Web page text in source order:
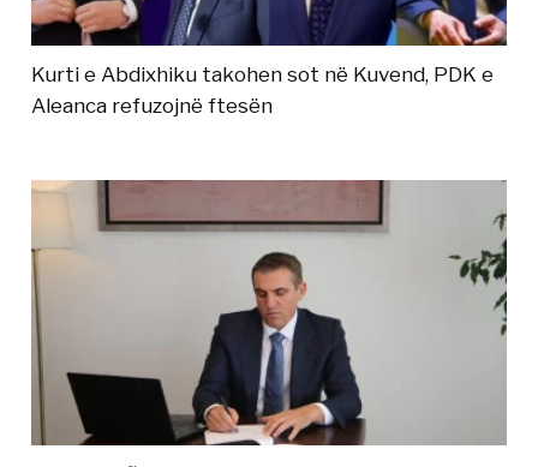
Kurti e Abdixhiku takohen sot në Kuvend, PDK e
Aleanca refuzojnë ftesën